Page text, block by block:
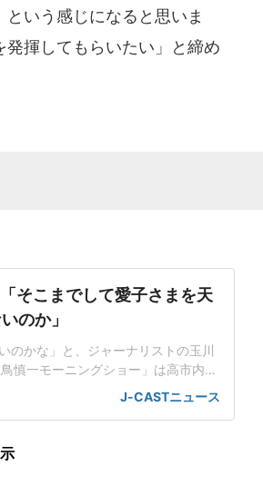
いう感じになると思いま
揮してもらいたい」と締め
そこまでして愛子さまを天
のか」
のかな」と、ジャーナリストの玉川
慎一モーニングショー」は高市内閣
法府の総意に基づいていないだけで
いかと取り上げた。「将来、他国が
宮家の男子を養
J-CASTニュース